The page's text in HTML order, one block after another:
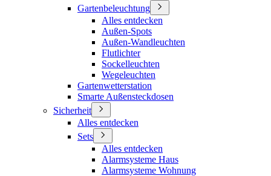
Gartenbeleuchtung
Alles entdecken
Außen-Spots
Außen-Wandleuchten
Flutlichter
Sockelleuchten
Wegeleuchten
Gartenwetterstation
Smarte Außensteckdosen
Sicherheit
Alles entdecken
Sets
Alles entdecken
Alarmsysteme Haus
Alarmsysteme Wohnung